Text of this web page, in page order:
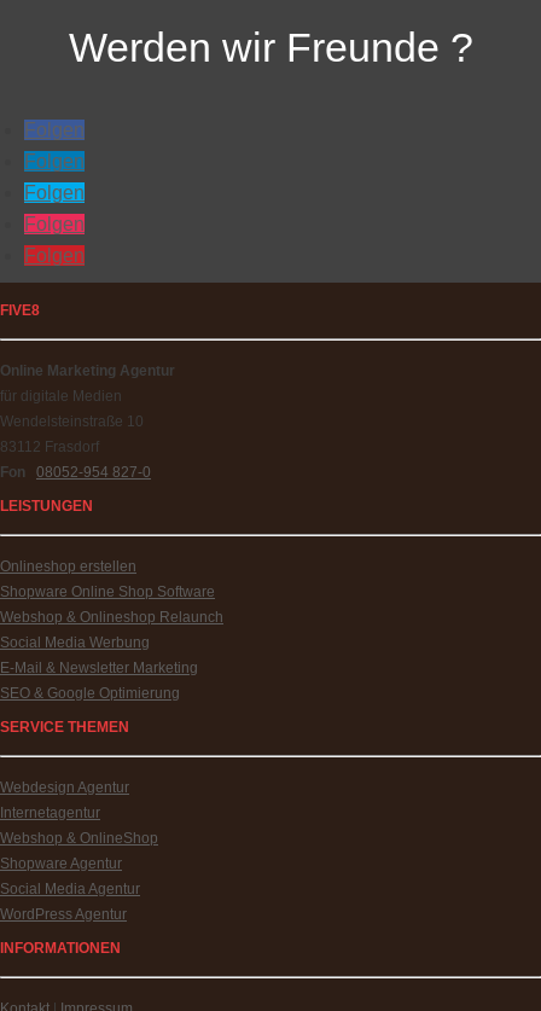
Werden wir Freunde ?
Folgen
Folgen
Folgen
Folgen
Folgen
FIVE8
Online Marketing Agentur
für digitale Medien
Wendelsteinstraße 10
83112 Frasdorf
Fon
08052-954 827-0
LEISTUNGEN
Onlineshop erstellen
Shopware Online Shop Software
Webshop & Onlineshop Relaunch
Social Media Werbung
E-Mail & Newsletter Marketing
SEO & Google Optimierung
SERVICE THEMEN
Webdesign Agentur
Internetagentur
Webshop & OnlineShop
Shopware Agentur
Social Media Agentur
WordPress Agentur
INFORMATIONEN